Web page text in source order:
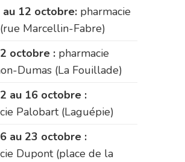
au 12 octobre: pharmacie
Marcellin-Fabre)
octobre : pharmacie
Dumas (La Fouillade)
au 16 octobre :
Palobart (Laguépie)
au 23 octobre :
Dupont (place de la